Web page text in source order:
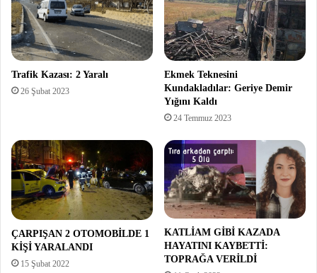
Trafik Kazası: 2 Yaralı
26 Şubat 2023
Ekmek Teknesini
Kundakladılar: Geriye Demir
Yığını Kaldı
24 Temmuz 2023
ÇARPIŞAN 2 OTOMOBİLDE 1
KİŞİ YARALANDI
15 Şubat 2022
KATLİAM GİBİ KAZADA
HAYATINI KAYBETTİ:
TOPRAĞA VERİLDİ